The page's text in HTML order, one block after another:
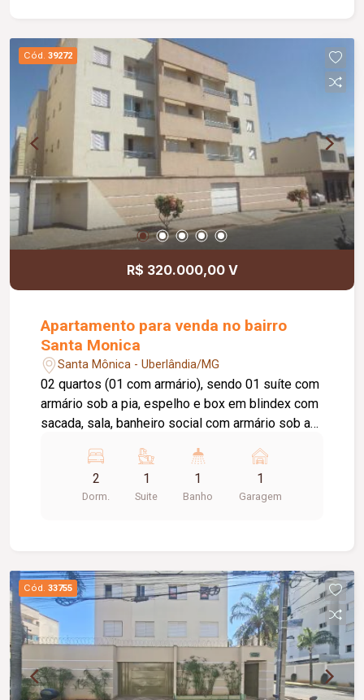
taxa de mudança de aproximadamente R$ 200,00
(entrada e saída). Valores sujeitos à alteração.
Cód. 39272
R$ 320.000,00 V
Apartamento para venda no bairro
Santa Monica
Santa Mônica - Uberlândia/MG
02 quartos (01 com armário), sendo 01 suíte com
armário sob a pia, espelho e box em blindex com
sacada, sala, banheiro social com armário sob a
armário sob a pia, área de serviço. 01 vaga de
garagem, portão eletrônico, interfone, cerca
elétrica. Possui taxa de mudança (entrada e
2
Dorm.
1
Suite
1
Banho
1
Garagem
Cód. 33755